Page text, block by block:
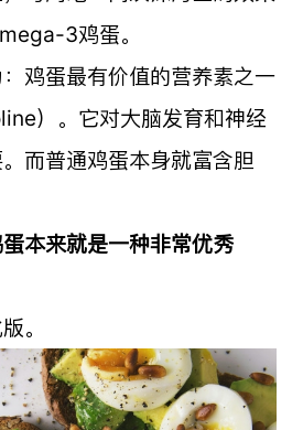
3鸡蛋。
鸡蛋最有价值的营养素之一
）。它对大脑发育和神经
而普通鸡蛋本身就富含胆
本来就是一种非常优秀
。